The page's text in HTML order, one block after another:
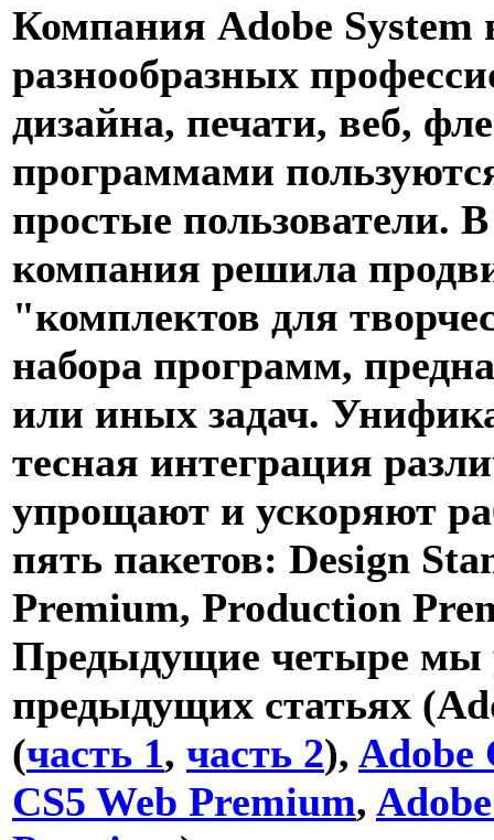
Компания Adobe System
разнообразных
дизайна, печати, веб,
программами
простые пользователи.
компания решила
"комплектов для
набора программ,
или иных задач.
тесная интеграция
упрощают и ускоряют
пять пакетов: Design
Premium, Production
Предыдущие четыре мы
предыдущих статьях
(часть 1, часть 2), Adobe
CS5 Web Premium,